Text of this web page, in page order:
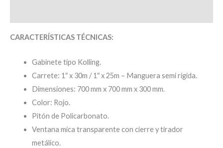
CARACTERÍSTICAS TÉCNICAS:
Gabinete tipo Kolling.
Carrete: 1″ x 30m / 1″ x 25m – Manguera semi rígida.
Dimensiones: 700 mm x 700 mm x 300 mm.
Color: Rojo.
Pitón de Policarbonato.
Ventana mica transparente con cierre y tirador
metálico.